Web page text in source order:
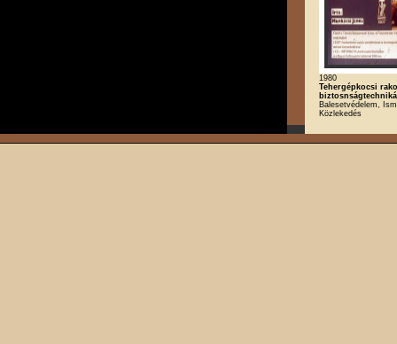
1980
Tehergépkocsi
Balesetvédelem,
Közlekedés